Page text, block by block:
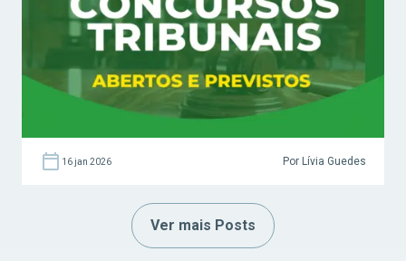
16 jan 2026 Por Lívia Guedes
Ver mais Posts